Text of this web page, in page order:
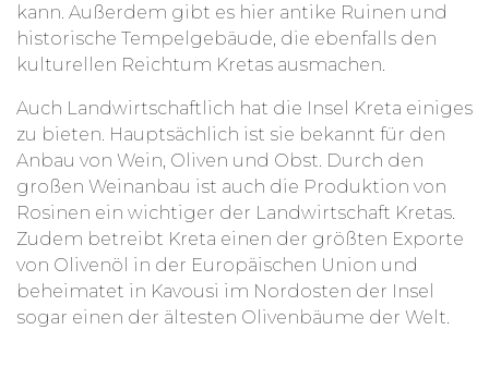
kann. Außerdem gibt es hier antike Ruinen und
historische Tempelgebäude, die ebenfalls den
kulturellen Reichtum Kretas ausmachen.
Auch Landwirtschaftlich hat die Insel Kreta einiges
zu bieten. Hauptsächlich ist sie bekannt für den
Anbau von Wein, Oliven und Obst. Durch den
großen Weinanbau ist auch die Produktion von
Rosinen ein wichtiger der Landwirtschaft Kretas.
Zudem betreibt Kreta einen der größten Exporte
von Olivenöl in der Europäischen Union und
beheimatet in Kavousi im Nordosten der Insel
sogar einen der ältesten Olivenbäume der Welt.